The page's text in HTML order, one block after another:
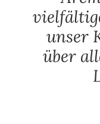
SUCHE
NACH:
unser
über